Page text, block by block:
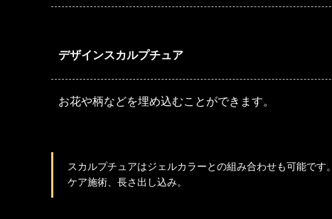
デザインスカルプチュア
お花や柄などを埋め込むことができます。
スカルプチュアはジェルカラーとの組み合わせも可能です。
ケア施術、長さ出し込み。